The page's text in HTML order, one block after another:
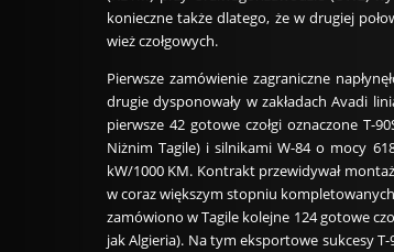
konieczne także dlatego, że w drugiej
wież czołgowych.
Pierwsze zamówienie zagraniczne
drugie dysponowały w zakładach Avadi
pierwsze 42 gotowe czołgi oznaczone T-
Niżnim Tagile) i silnikami W-84 o mocy
kW/1000 KM. Kontrakt przewidywał
w coraz większym stopniu
zamówiono w Tagile kolejne 124 gotowe
jak Algieria). Na tym eksportowe sukcesy